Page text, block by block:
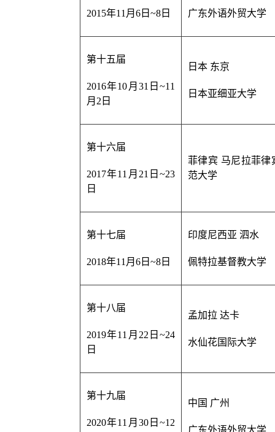
2015年11月6日 ~8日 广东外语外贸大学
第十五届
2016年10月31日 ~11
月2日
日本 东京
日本亚细亚大学
第十六届
2017年11月21日~23
日
菲律宾 马尼拉菲律
范大学
第十七届
2018年11月6日~8日
印度尼西亚 泗水
佩特拉基督教大学
第十八届
2019年11月22日~24
日
孟加拉 达卡
水仙花国际大学
第十九届
2020年11月30日 ~12
中国 广州
广东外语外贸大学